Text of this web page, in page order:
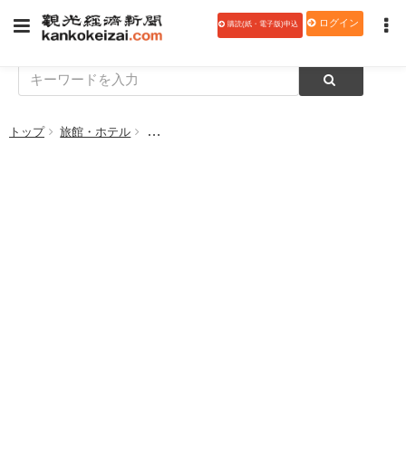
購読(紙・電子版)申込 ログイン
トップ 旅館・ホテル ホテル日航成田、SGSジャパンによる「感染予